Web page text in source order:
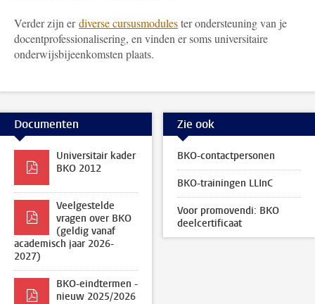
Verder zijn erdiverse cursusmodulester ondersteuning van je
docentprofessionalisering, en vinden er soms universitaire
onderwijsbijeenkomsten plaats.
Documenten
Universitair kader
BKO 2012
Veelgestelde
vragen over BKO
(geldig vanaf
academisch jaar 2026-
2027)
BKO-eindtermen -
nieuw 2025/2026
Zie ook
BKO-contactpersonen
BKO-trainingen LLInC
Voor promovendi: BKO
deelcertificaat